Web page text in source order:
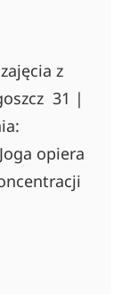
z
31 |
opiera